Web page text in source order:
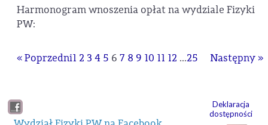
Harmonogram wnoszenia opłat na wydziale Fizyki
PW:
« Poprzedni Następny »
1 2 3 4 5 6 7 8 9 10 11 12 ...25
Deklaracja
dostępności